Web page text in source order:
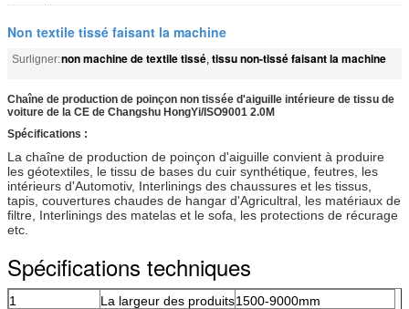
Non textile tissé faisant la machine
Surligner:non machine de textile tissé, tissu non-tissé faisant la machine
Chaîne de production de poinçon non tissée d'aiguille intérieure de tissu de
voiture de la CE de Changshu HongYi/ISO9001 2.0M
Spécifications :
La chaîne de production de poinçon d'aiguille convient à produire
les géotextiles, le tissu de bases du cuir synthétique, feutres, les
intérieurs d'Automotiv, Interlinings des chaussures et les tissus,
tapis, couvertures chaudes de hangar d'Agricultral, les matériaux de
filtre, Interlinings des matelas et le sofa, les protections de récurage
etc.
Spécifications techniques
1 La largeur des produits1500-9000mm